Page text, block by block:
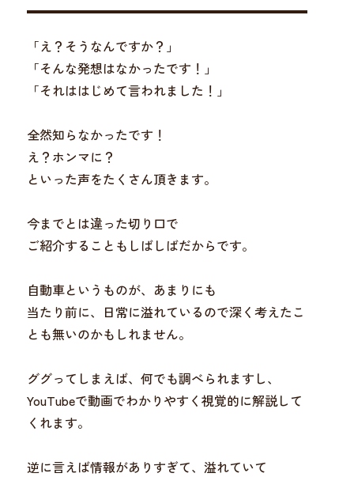
「え？そうなんですか？」
「そんな発想はなかったです！」
「それははじめて言われました！」
全然知らなかったです！
え？ホンマに？
といった声をたくさん頂きます。
今までとは違った切り口で
ご紹介することもしばしばだからです。
自動車というものが、あまりにも
当たり前に、日常に溢れているので深く考えたこ
とも無いのかもしれません。
ググってしまえば、何でも調べられますし、
YouTubeで動画でわかりやすく視覚的に解説して
くれます。
逆に言えば情報がありすぎて、溢れていて